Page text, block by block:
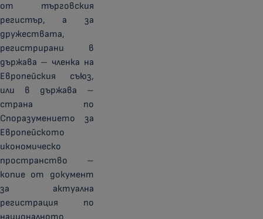
от търговския
регистър, а за
дружествата,
регистрирани в
държава – членка на
Европейския съюз,
или в държава –
страна по
Споразумението за
Европейското
икономическо
пространство –
копие от документ
за актуална
регистрация по